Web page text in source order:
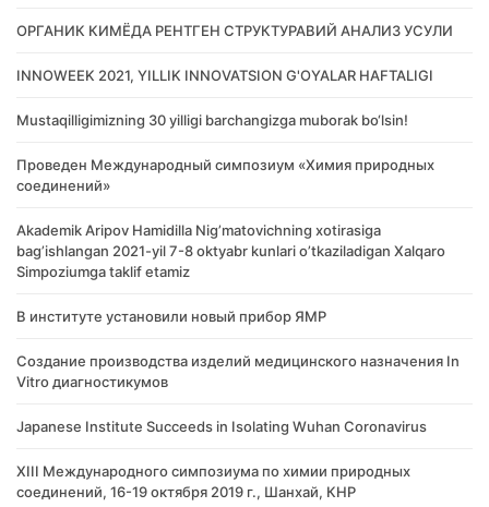
ОРГАНИК КИМЁДА РЕНТГЕН СТРУКТУРАВИЙ АНАЛИЗ УСУЛИ
INNOWEEK 2021, YILLIK INNOVATSION G'OYALAR HAFTALIGI
Mustaqilligimizning 30 yilligi barchangizga muborak bo‘lsin!
Проведен Международный симпозиум «Химия природных
соединений»
Akademik Аripov Hamidilla Nigʼmatovichning xotirasiga
bagʼishlangan 2021-yil 7-8 oktyabr kunlari oʼtkaziladigan Xalqaro
Simpoziumga taklif etamiz
В институте установили новый прибор ЯМР
Создание производства изделий медицинского назначения In
Vitro диагностикумов
Japanese Institute Succeeds in Isolating Wuhan Coronavirus
XIII Международного симпозиума по химии природных
соединений, 16-19 октября 2019 г., Шанхай, КНР